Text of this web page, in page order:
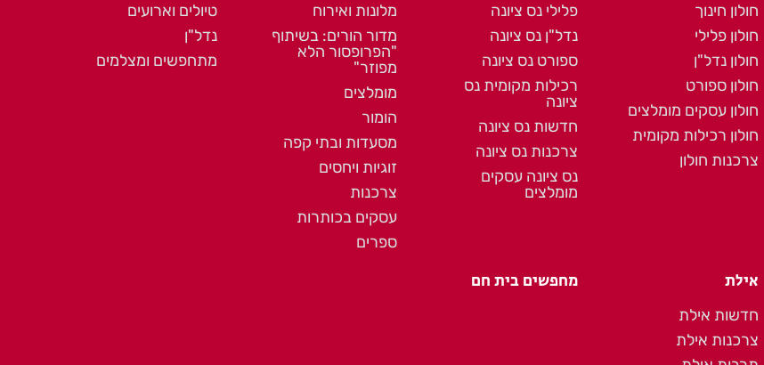
חולון חינוך
חולון פלילי
חולון נדל"ן
חולון ספורט
חולון עסקים מומלצים
חולון רכילות מקומית
צרכנות חולון
פלילי נס ציונה
נדל"ן נס ציונה
ספורט נס ציונה
רכילות מקומית נס
ציונה
חדשות נס ציונה
צרכנות נס ציונה
נס ציונה עסקים
מומלצים
מלונות ואירוח
מדור הורים: בשיתוף
"הפרופסור הלא
מפוזר"
מומלצים
הומור
מסעדות ובתי קפה
זוגיות ויחסים
צרכנות
עסקים בכותרות
ספרים
טיולים וארועים
נדל"ן
מתחפשים ומצלמים
אילת
חדשות אילת
צרכנות אילת
מחפשים בית חם